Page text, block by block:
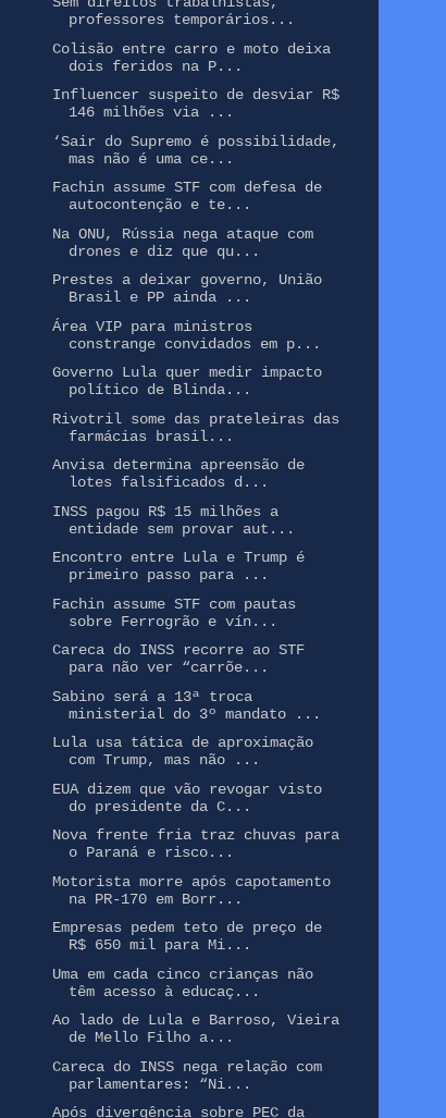
professores temporários...
Colisão entre carro e moto deixa
dois feridos na P...
Influencer suspeito de desviar R$
146 milhões via ...
‘Sair do Supremo é possibilidade,
mas não é uma ce...
Fachin assume STF com defesa de
autocontenção e te...
Na ONU, Rússia nega ataque com
drones e diz que qu...
Prestes a deixar governo, União
Brasil e PP ainda ...
Área VIP para ministros
constrange convidados em p...
Governo Lula quer medir impacto
político de Blinda...
Rivotril some das prateleiras das
farmácias brasil...
Anvisa determina apreensão de
lotes falsificados d...
INSS pagou R$ 15 milhões a
entidade sem provar aut...
Encontro entre Lula e Trump é
primeiro passo para ...
Fachin assume STF com pautas
sobre Ferrogrão e vín...
Careca do INSS recorre ao STF
para não ver “carrõe...
Sabino será a 13ª troca
ministerial do 3º mandato ...
Lula usa tática de aproximação
com Trump, mas não ...
EUA dizem que vão revogar visto
do presidente da C...
Nova frente fria traz chuvas para
o Paraná e risco...
Motorista morre após capotamento
na PR-170 em Borr...
Empresas pedem teto de preço de
R$ 650 mil para Mi...
Uma em cada cinco crianças não
têm acesso à educaç...
Ao lado de Lula e Barroso, Vieira
de Mello Filho a...
Careca do INSS nega relação com
parlamentares: “Ni...
Após divergência sobre PEC da